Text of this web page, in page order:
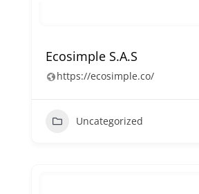
Ecosimple S.A.S
https://ecosimple.co/
Uncategorized